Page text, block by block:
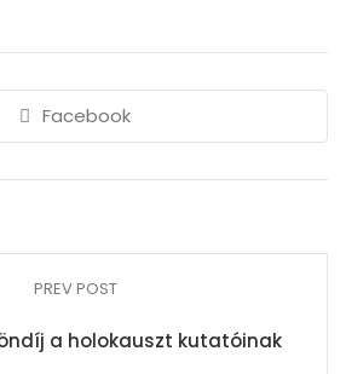
Facebook
PREV POST
a holokauszt kutatóinak